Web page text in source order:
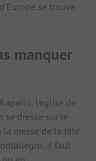
se trouve
manquer
l'église de
dresse sur le
la messe de la fête
il faut